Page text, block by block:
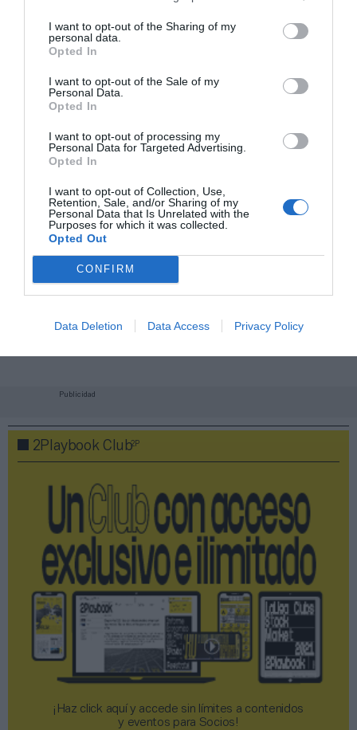
I want to opt-out of the Sharing of my
personal data.
Opted In
I want to opt-out of the Sale of my
Personal Data.
Opted In
I want to opt-out of processing my
Personal Data for Targeted Advertising.
Opted In
I want to opt-out of Collection, Use,
Retention, Sale, and/or Sharing of my
Personal Data that Is Unrelated with the
Purposes for which it was collected.
Opted Out
CONFIRM
Data Deletion Data Access Privacy Policy
2P
LaLiga
de Gijón(-0,3 millones),SD Huesca(-0,6 millones) y
Burgos CF(-0,2 millones). Se mantienen estables
Cádiz CF ,CD Mirandés
Añadir 2Playbook
Mantente informado con las últimas noticias de actualidad.
ACTIVAR AHORA
Compartir
Publicidad
2Playbook Club2P
¡Haz click aquí y accede sin límites a contenidos
y eventos para Socios!​​​​​​​